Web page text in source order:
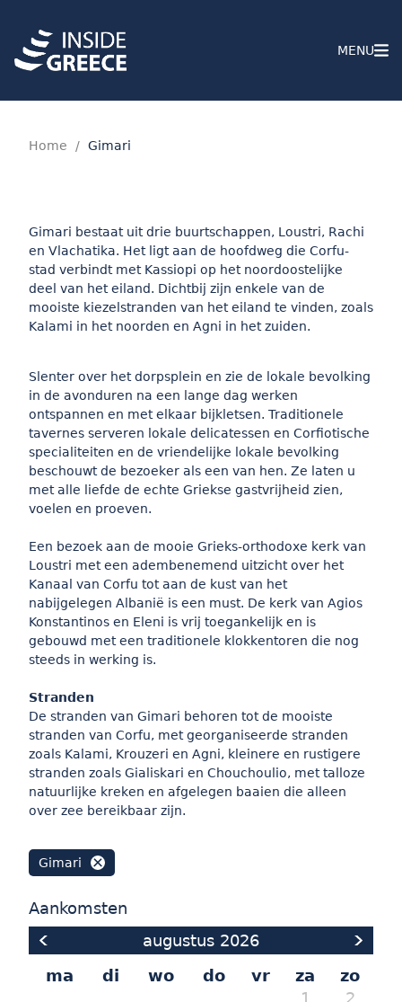
MENU
Home / Gimari
Gimari bestaat uit drie buurtschappen, Loustri, Rachi
en Vlachatika. Het ligt aan de hoofdweg die Corfu-
stad verbindt met Kassiopi op het noordoostelijke
deel van het eiland. Dichtbij zijn enkele van de
mooiste kiezelstranden van het eiland te vinden, zoals
Kalami in het noorden en Agni in het zuiden.
Slenter over het dorpsplein en zie de lokale bevolking
in de avonduren na een lange dag werken
ontspannen en met elkaar bijkletsen. Traditionele
tavernes serveren lokale delicatessen en Corfiotische
specialiteiten en de vriendelijke lokale bevolking
beschouwt de bezoeker als een van hen. Ze laten u
met alle liefde de echte Griekse gastvrijheid zien,
voelen en proeven.
Een bezoek aan de mooie Grieks-orthodoxe kerk van
Loustri met een adembenemend uitzicht over het
Kanaal van Corfu tot aan de kust van het
nabijgelegen Albanië is een must. De kerk van Agios
Konstantinos en Eleni is vrij toegankelijk en is
gebouwd met een traditionele klokkentoren die nog
steeds in werking is.
Stranden
De stranden van Gimari behoren tot de mooiste
stranden van Corfu, met georganiseerde stranden
zoals Kalami, Krouzeri en Agni, kleinere en rustigere
stranden zoals Gialiskari en Chouchoulio, met talloze
natuurlijke kreken en afgelegen baaien die alleen
over zee bereikbaar zijn.
Gimari
Aankomsten
augustus 2026
ma
di wo do vr za
zo
1
2